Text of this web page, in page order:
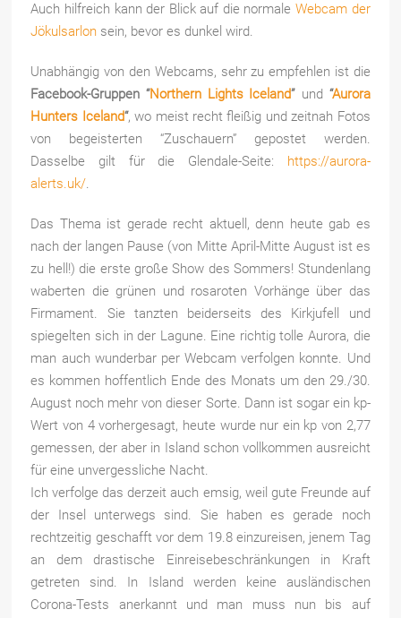
Auch hilfreich kann der Blick auf die normale Webcam der
Jökulsarlon sein, bevor es dunkel wird.
Unabhängig von den Webcams, sehr zu empfehlen ist die
Facebook-Gruppen “Northern Lights Iceland” und“Aurora
Hunters Iceland“, wo meist recht fleißig und zeitnah Fotos
von begeisterten “Zuschauern” gepostet werden.
Dasselbe gilt für die Glendale-Seite: https://aurora-
alerts.uk/.
Das Thema ist gerade recht aktuell, denn heute gab es
nach der langen Pause (von Mitte April-Mitte August ist es
zu hell!) die erste große Show des Sommers! Stundenlang
waberten die grünen und rosaroten Vorhänge über das
Firmament. Sie tanzten beiderseits des Kirkjufell und
spiegelten sich in der Lagune. Eine richtig tolle Aurora, die
man auch wunderbar per Webcam verfolgen konnte. Und
es kommen hoffentlich Ende des Monats um den 29./30.
August noch mehr von dieser Sorte. Dann ist sogar ein kp-
Wert von 4 vorhergesagt, heute wurde nur ein kp von 2,77
gemessen, der aber in Island schon vollkommen ausreicht
für eine unvergessliche Nacht.
Ich verfolge das derzeit auch emsig, weil gute Freunde auf
der Insel unterwegs sind. Sie haben es gerade noch
rechtzeitig geschafft vor dem 19.8 einzureisen, jenem Tag
an dem drastische Einreisebeschränkungen in Kraft
getreten sind. In Island werden keine ausländischen
Corona-Tests anerkannt und man muss nun bis auf